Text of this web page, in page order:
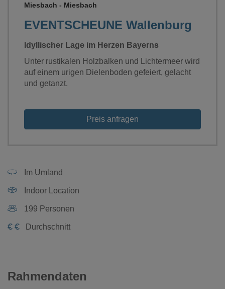
EVENTSCHEUNE Wallenburg
Miesbach - Miesbach
Idyllischer Lage im Herzen Bayerns
Unter rustikalen Holzbalken und Lichtermeer wird
auf einem urigen Dielenboden gefeiert, gelacht
und getanzt.
Preis anfragen
Im Umland
Indoor Location
199 Personen
€ € Durchschnitt
Rahmendaten